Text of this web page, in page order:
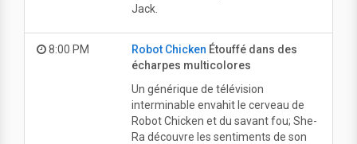
Jack.
8:00 PM Robot Chicken Étouffé dans des
écharpes multicolores
Un générique de télévision
interminable envahit le cerveau de
Robot Chicken et du savant fou; She-
Ra découvre les sentiments de son